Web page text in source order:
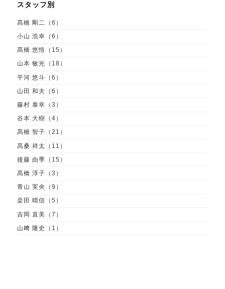
スタッフ別
髙橋 剛二（6）
小山 浩幸（6）
髙橋 悠悟（15）
山本 敏光（18）
平河 悠斗（6）
山田 和夫（6）
藤村 泰幸（3）
谷本 大樹（4）
髙橋 智子（21）
髙桑 祥太（11）
後藤 由季（15）
髙橋 淳子（3）
青山 実央（9）
桒田 晴信（5）
吉岡 直美（7）
山﨑 隆史（1）